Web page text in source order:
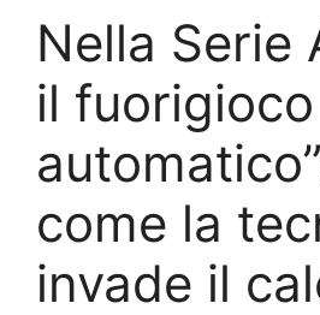
Nella Serie
il
come la
invade il